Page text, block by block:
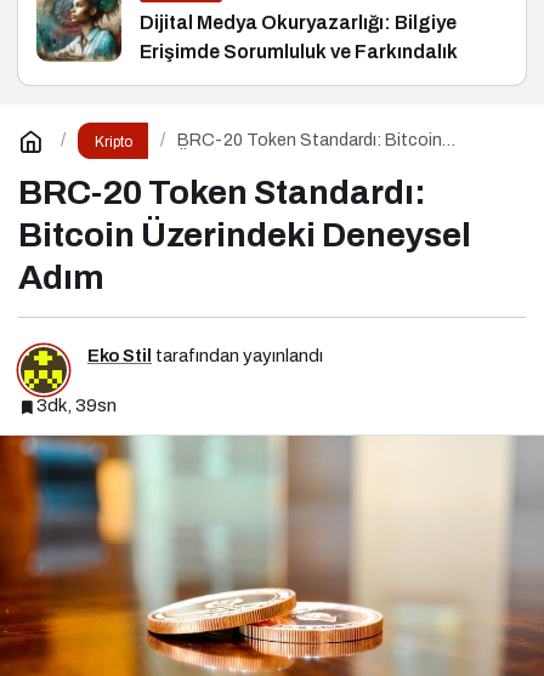
Dijital Medya Okuryazarlığı: Bilgiye
Erişimde Sorumluluk ve Farkındalık
Kripto
BRC-20 Token Standardı: Bitcoin
BRC-20 Token Standardı:
Bitcoin Üzerindeki Deneysel
Adım
Eko Stil tarafından yayınlandı
3dk, 39sn